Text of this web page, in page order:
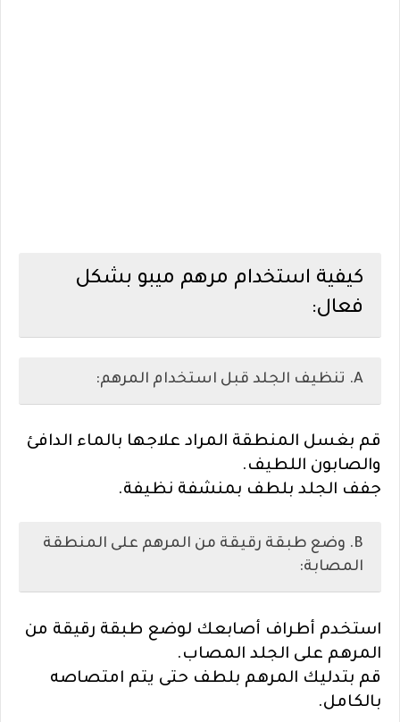
كيفية استخدام مرهم ميبو بشكل
فعال:
A. تنظيف الجلد قبل استخدام المرهم:
قم بغسل المنطقة المراد علاجها بالماء الدافئ
والصابون اللطيف.
جفف الجلد بلطف بمنشفة نظيفة.
B. وضع طبقة رقيقة من المرهم على المنطقة
المصابة:
استخدم أطراف أصابعك لوضع طبقة رقيقة من
المرهم على الجلد المصاب.
قم بتدليك المرهم بلطف حتى يتم امتصاصه
بالكامل.